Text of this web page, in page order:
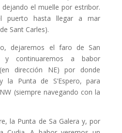
dejando el muelle por estribor.
puerto hasta llegar a mar
Sant Carles).
dejaremos el faro de San
y continuaremos a babor
dirección NE) por donde
la Punta de S’Espero, para
(siempre navegando con la
la Punta de Sa Galera y, por